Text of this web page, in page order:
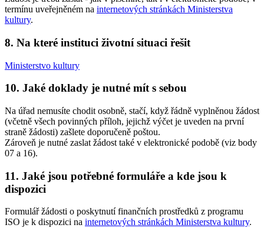
termínu uveřejněném na internetových stránkách Ministerstva
kultury.
8. Na které instituci životní situaci řešit
Ministerstvo kultury
10. Jaké doklady je nutné mít s sebou
Na úřad nemusíte chodit osobně, stačí, když řádně vyplněnou žádost
(včetně všech povinných příloh, jejichž výčet je uveden na první
straně žádosti) zašlete doporučeně poštou.
Zároveň je nutné zaslat žádost také v elektronické podobě (viz body
07 a 16).
11. Jaké jsou potřebné formuláře a kde jsou k
dispozici
Formulář žádosti o poskytnutí finančních prostředků z programu
ISO je k dispozici na internetových stránkách Ministerstva kultury.